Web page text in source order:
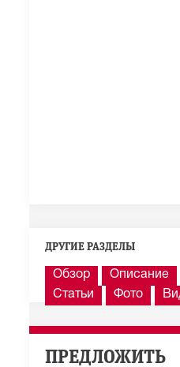
ДРУГИЕ РАЗДЕЛЫ
Обзор Описание
Статьи
Фото
ПРЕДЛОЖИТЬ